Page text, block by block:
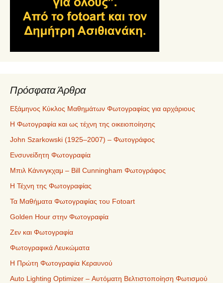
Πρόσφατα Άρθρα
Εξάμηνος Κύκλος Μαθημάτων Φωτογραφίας για αρχάριους
Η Φωτογραφία και ως τέχνη της οικειοποίησης
John Szarkowski (1925–2007) – Φωτογράφος
Ενσυνείδητη Φωτογραφία
Μπιλ Κάνινγκχαμ – Bill Cunningham Φωτογράφος
Η Τέχνη της Φωτογραφίας
Τα Μαθήματα Φωτογραφίας του Fotoart
Golden Hour στην Φωτογραφία
Ζεν και Φωτογραφία
Φωτογραφικά Λευκώματα
Η Πρώτη Φωτογραφία Κεραυνού
Auto Lighting Optimizer – Αυτόματη Βελτιστοποίηση Φωτισμού